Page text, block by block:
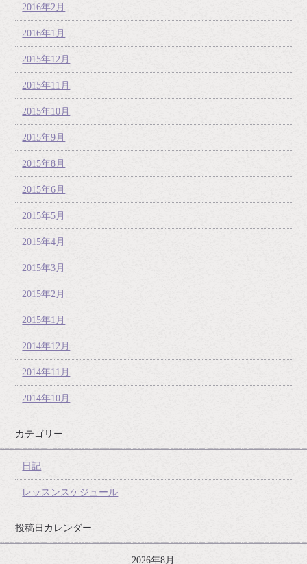
2016年2月
2016年1月
2015年12月
2015年11月
2015年10月
2015年9月
2015年8月
2015年6月
2015年5月
2015年4月
2015年3月
2015年2月
2015年1月
2014年12月
2014年11月
2014年10月
カテゴリー
日記
レッスンスケジュール
投稿日カレンダー
2026年8月